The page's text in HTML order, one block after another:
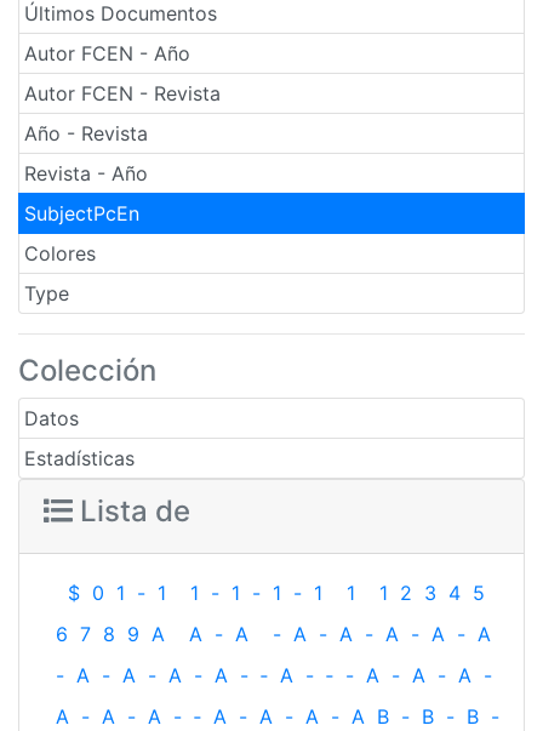
Últimos Documentos
Autor FCEN - Año
Autor FCEN - Revista
Año - Revista
Revista - Año
SubjectPcEn
Colores
Type
Colección
Datos
Estadísticas
Lista de
$ 0 1 - 1 1 - 1 - 1 - 1 1 1 2 3 4 5
6 7 8 9 A A - A - A - A - A - A - A
- A - A - A - A - ‐ A - ‐ - A - A - A -
A - A - A - ‐ A - A - A - A B - B - B -